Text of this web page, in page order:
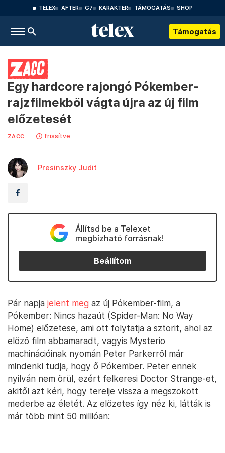
TELEX AFTER G7 KARAKTER TÁMOGATÁS SHOP
Támogatás
Egy hardcore rajongó Pókember-
rajzfilmekből vágta újra az új film
előzetesét
ZACC frissítve
Presinszky Judit
Állítsd be a Telexet
megbízható forrásnak!
Beállítom
Pár napja jelent meg az új Pókember-film, a
Pókember: Nincs hazaút (Spider-Man: No Way
Home) előzetese, ami ott folytatja a sztorit, ahol az
előző film abbamaradt, vagyis Mysterio
machinációinak nyomán Peter Parkerről már
mindenki tudja, hogy ő Pókember. Peter ennek
nyilván nem örül, ezért felkeresi Doctor Strange-et,
akitől azt kéri, hogy terelje vissza a megszokott
mederbe az életét. Az előzetes így néz ki, látták is
már több mint 50 millióan: